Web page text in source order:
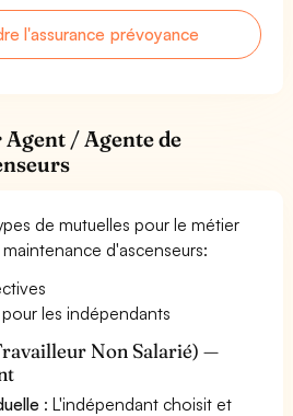
l'assurance prévoyance
/ Agente de
de mutuelles pour le métier
d'ascenseurs:
les indépendants
Non Salarié) —
: L'indépendant choisit et